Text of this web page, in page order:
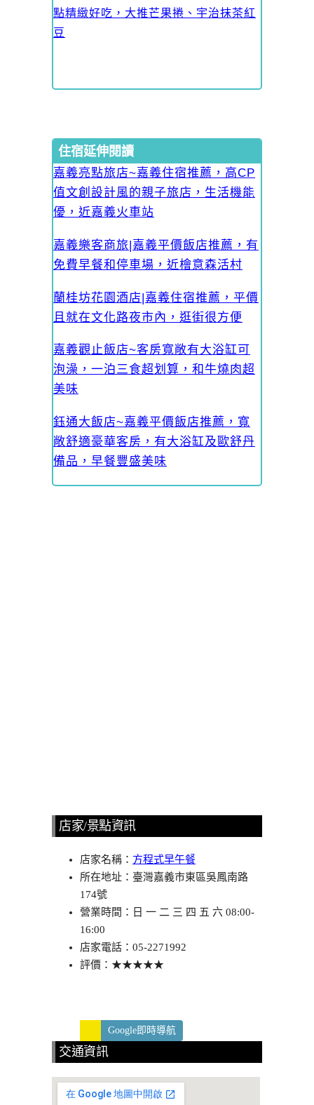
點精緻好吃，大推芒果捲、宇治抹茶紅
豆
住宿延伸閱讀
嘉義亮點旅店~嘉義住宿推薦，高CP
值文創設計風的親子旅店，生活機能
優，近嘉義火車站
嘉義樂客商旅|嘉義平價飯店推薦，有
免費早餐和停車場，近檜意森活村
蘭桂坊花園酒店|嘉義住宿推薦，平價
且就在文化路夜市內，逛街很方便
嘉義觀止飯店~客房寬敞有大浴缸可
泡澡，一泊三食超划算，和牛燒肉超
美味
鈺通大飯店~嘉義平價飯店推薦，寬
敞舒適豪華客房，有大浴缸及歐舒丹
備品，早餐豐盛美味
店家/景點資訊
店家名稱： 方程式早午餐
所在地址：臺灣嘉義市東區吳鳳南路
174號
營業時間：日 一 二 三 四 五 六 08:00-
16:00
店家電話：05-2271992
評價：★★★★★
Google即時導航
交通資訊